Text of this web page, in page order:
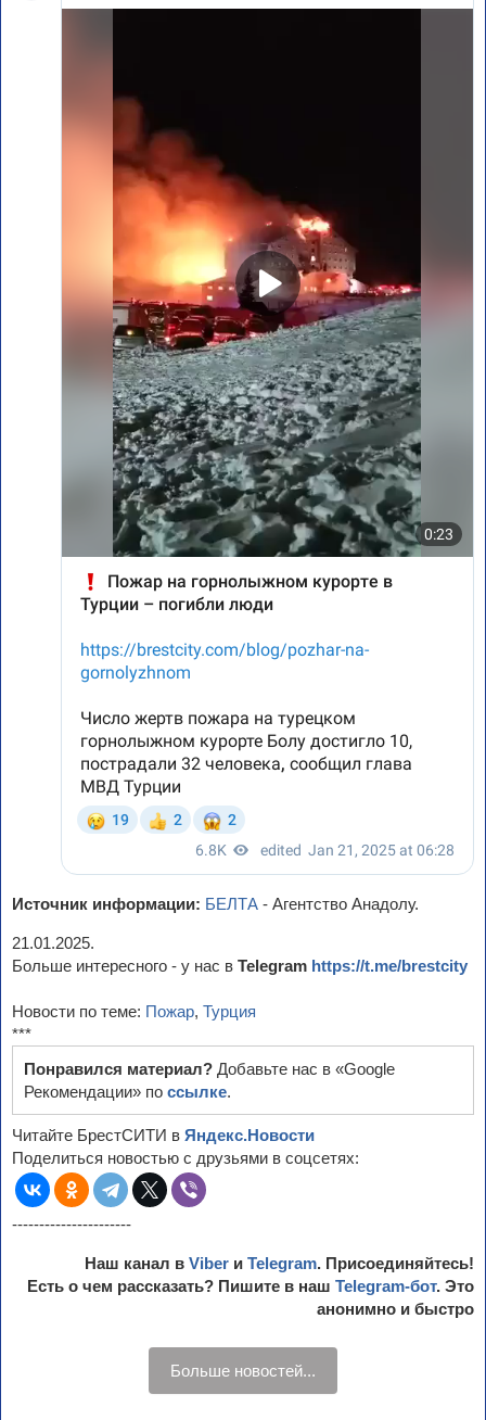
Источник информации: БЕЛТА - Агентство Анадолу.
21.01.2025.
Больше интересного - у нас в Telegram https://t.me/brestcity
Новости по теме: Пожар, Турция
***
Понравился материал? Добавьте нас в «Google
Рекомендации» по ссылке.
Читайте БрестСИТИ в Яндекс.Новости
Поделиться новостью с друзьями в соцсетях:
----------------------
Наш канал в Viber и Telegram. Присоединяйтесь!
Есть о чем рассказать? Пишите в наш Telegram-бот. Это
анонимно и быстро
Больше новостей...